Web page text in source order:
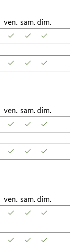
ven. sam. dim.
ven. sam. dim.
ven. sam. dim.